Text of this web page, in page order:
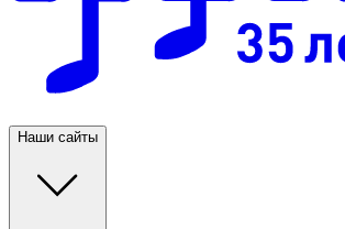
Наши сайты